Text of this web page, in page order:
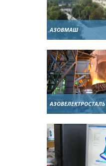
АЗОВМАШ
АЗОВЕЛЕКТРОСТАЛЬ